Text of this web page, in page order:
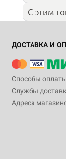
С этим
ДОСТАВКА И
Способы оплаты
Службы
Адреса